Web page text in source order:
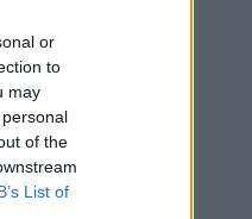
or
to
may
of the
List of